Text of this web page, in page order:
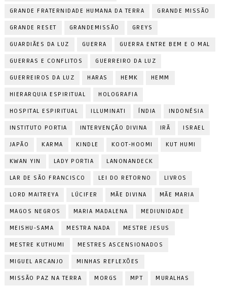
GRANDE FRATERNIDADE HUMANA DA TERRA GRANDE MISSÃO
GRANDE RESET GRANDEMISSÃO GREYS
GUARDIÃES DA LUZ GUERRA GUERRA ENTRE BEM E O MAL
GUERRAS E CONFLITOS GUERREIRO DA LUZ
GUERREIROS DA LUZ HARAS HEMK HEMM
HIERARQUIA ESPIRITUAL HOLOGRAFIA
HOSPITAL ESPIRITUAL ILLUMINATI ÍNDIA INDONÉSIA
INSTITUTO PORTIA INTERVENÇÃO DIVINA IRÃ ISRAEL
JAPÃO KARMA KINDLE KOOT-HOOMI KUT HUMI
KWAN YIN LADY PORTIA LANONANDECK
LAR DE SÃO FRANCISCO LEI DO RETORNO LIVROS
LORD MAITREYA LÚCIFER MÃE DIVINA MÃE MARIA
MAGOS NEGROS MARIA MADALENA MEDIUNIDADE
MEISHU-SAMA MESTRA NADA MESTRE JESUS
MESTRE KUTHUMI MESTRES ASCENSIONADOS
MIGUEL ARCANJO MINHAS REFLEXÕES
MISSÃO PAZ NA TERRA MORGS MPT MURALHAS